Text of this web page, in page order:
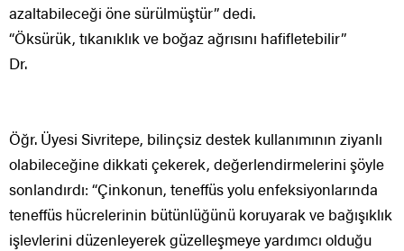
azaltabileceği öne sürülmüştür” dedi.
“Öksürük, tıkanıklık ve boğaz ağrısını hafifletebilir”
Dr.
Öğr. Üyesi Sivritepe, bilinçsiz destek kullanımının ziyanlı
olabileceğine dikkati çekerek, değerlendirmelerini şöyle
sonlandırdı: “Çinkonun, teneffüs yolu enfeksiyonlarında
teneffüs hücrelerinin bütünlüğünü koruyarak ve bağışıklık
işlevlerini düzenleyerek güzelleşmeye yardımcı olduğu